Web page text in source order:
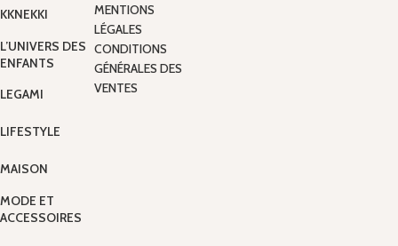
KKNEKKI
L’UNIVERS DES
ENFANTS
LEGAMI
LIFESTYLE
MAISON
MODE ET
ACCESSOIRES
MENTIONS
LÉGALES
CONDITIONS
GÉNÉRALES DES
VENTES